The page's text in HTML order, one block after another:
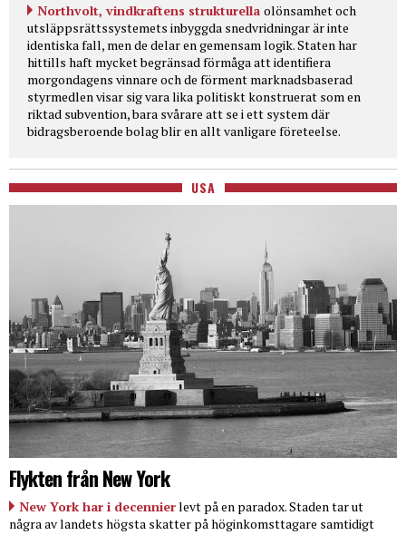
Northvolt, vindkraftens strukturella olönsamhet och
utsläppsrättssystemets inbyggda snedvridningar är inte
identiska fall, men de delar en gemensam logik. Staten har
hittills haft mycket begränsad förmåga att identifiera
morgondagens vinnare och de förment marknadsbaserad
styrmedlen visar sig vara lika politiskt konstruerat som en
riktad subvention, bara svårare att se i ett system där
bidragsberoende bolag blir en allt vanligare företeelse.
USA
Flykten från New York
New York har i decennierlevt på en paradox. Staden tar ut
några av landets högsta skatter på höginkomsttagare samtidigt